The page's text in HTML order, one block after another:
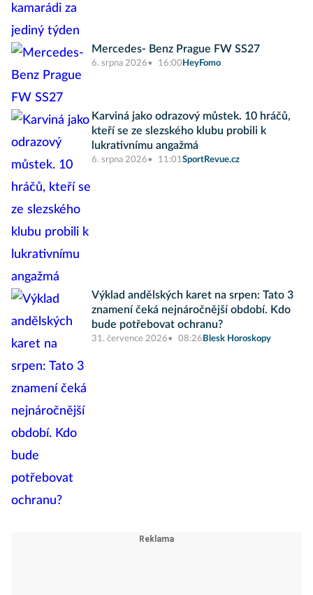
Mercedes- Benz Prague FW SS27
6. srpna 2026 16:00 HeyFomo
Karviná jako odrazový můstek. 10 hráčů,
kteří se ze slezského klubu probili k
lukrativnímu angažmá
6. srpna 2026 11:01SportRevue.cz
Výklad andělských karet na srpen: Tato 3
znamení čeká nejnáročnější období. Kdo
bude potřebovat ochranu?
31. července 2026 08:26 Blesk Horoskopy